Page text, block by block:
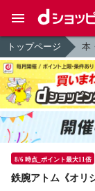
トップページ 本
8/6 時点_ポイント最大11倍
鉄腕アトム《オリ